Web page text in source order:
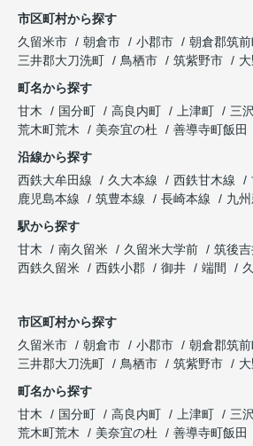
市区町村から探す
久留米市
朝倉市 小郡市 朝倉郡筑
三井郡大刀洗町
鳥栖市 筑紫野市
町名から探す
甘木
国分町 高良内町 上津町 三沢
荒木町荒木
美奈宜の杜 善導寺町飯田
沿線から探す
西鉄大牟田線
久大本線 西鉄甘木線
鹿児島本線
筑豊本線 長崎本線 九
駅から探す
甘木
南久留米 久留米大学前 筑後
西鉄久留米
西鉄小郡 御井 端間
市区町村から探す
久留米市
朝倉市 小郡市 朝倉郡筑
三井郡大刀洗町
鳥栖市 筑紫野市
町名から探す
甘木
国分町 高良内町 上津町 三沢
荒木町荒木
美奈宜の杜 善導寺町飯田